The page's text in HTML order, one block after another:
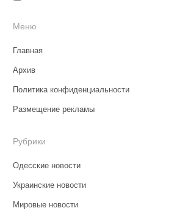
Меню
Главная
Архив
Политика конфиденциальности
Размещение рекламы
Рубрики
Одесские новости
Украинские новости
Мировые новости